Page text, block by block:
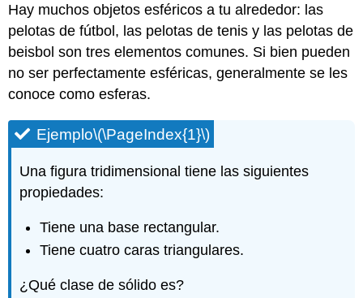
Hay muchos objetos esféricos a tu alrededor: las
pelotas de fútbol, las pelotas de tenis y las pelotas de
beisbol son tres elementos comunes. Si bien pueden
no ser perfectamente esféricas, generalmente se les
conoce como esferas.
Ejemplo\(\PageIndex{1}\)
Una figura tridimensional tiene las siguientes
propiedades:
Tiene una base rectangular.
Tiene cuatro caras triangulares.
¿Qué clase de sólido es?